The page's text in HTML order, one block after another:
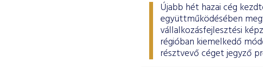
Újabb hét hazai cég
együttműködésében
vállalkozásfejlesztési
régióban kiemelkedő
résztvevő céget jegyző